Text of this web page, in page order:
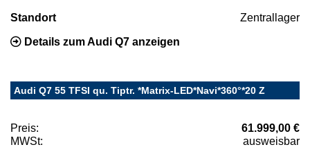
Standort Zentrallager
Details zum Audi Q7 anzeigen
Audi Q7 55 TFSI qu. Tiptr. *Matrix-LED*Navi*360°*20 Z
Preis:
61.999,00 €
MWSt:
ausweisbar